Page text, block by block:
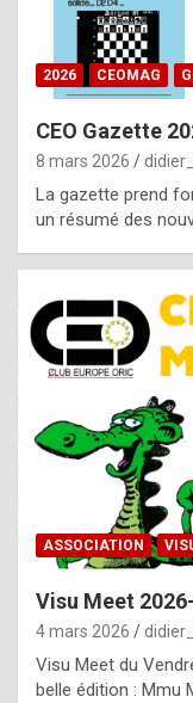
2026 CEOMAG
CEO Gazette
8 mars 2026
La gazette prend
un résumé des
ASSOCIATION
Visu Meet
4 mars 2026
Visu Meet du
belle édition : Mmu